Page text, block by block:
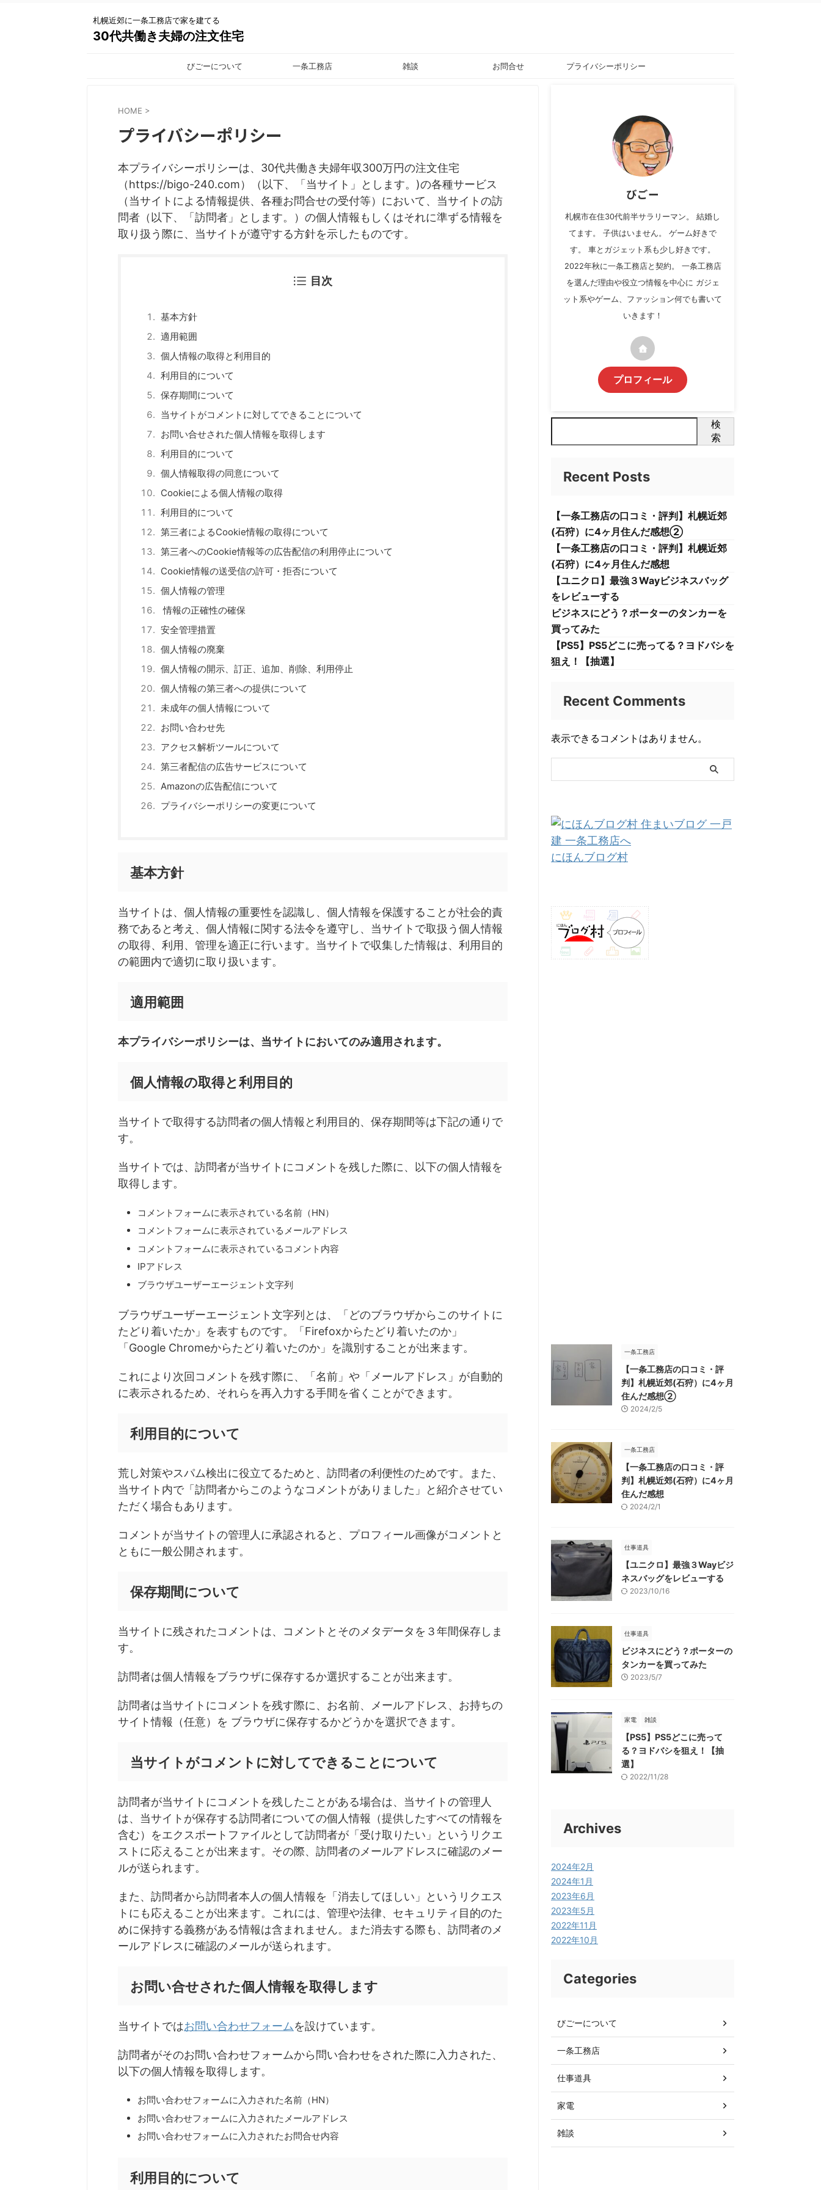
札幌近郊に一条工務店で家を建てる
30代共働き夫婦の注文住宅
びごーについて 一条工務店 雑談 お問合せ プライバシーポリシー
HOME >
プライバシーポリシー
本プライバシーポリシーは、30代共働き夫婦年収300万円の注文住宅
（https://bigo-240.com）（以下、「当サイト」とします。)の各種サービス
（当サイトによる情報提供、各種お問合せの受付等）において、当サイトの訪
問者（以下、「訪問者」とします。）の個人情報もしくはそれに準ずる情報を
取り扱う際に、当サイトが遵守する方針を示したものです。
目次
基本方針
適用範囲
個人情報の取得と利用目的
利用目的について
保存期間について
当サイトがコメントに対してできることについて
お問い合せされた個人情報を取得します
利用目的について
個人情報取得の同意について
Cookieによる個人情報の取得
利用目的について
第三者によるCookie情報の取得について
第三者へのCookie情報等の広告配信の利用停止について
Cookie情報の送受信の許可・拒否について
個人情報の管理
情報の正確性の確保
安全管理措置
個人情報の廃棄
個人情報の開示、訂正、追加、削除、利用停止
個人情報の第三者への提供について
未成年の個人情報について
お問い合わせ先
アクセス解析ツールについて
第三者配信の広告サービスについて
Amazonの広告配信について
プライバシーポリシーの変更について
基本方針
当サイトは、個人情報の重要性を認識し、個人情報を保護することが社会的責
務であると考え、個人情報に関する法令を遵守し、当サイトで取扱う個人情報
の取得、利用、管理を適正に行います。当サイトで収集した情報は、利用目的
の範囲内で適切に取り扱います。
適用範囲
本プライバシーポリシーは、当サイトにおいてのみ適用されます。
個人情報の取得と利用目的
当サイトで取得する訪問者の個人情報と利用目的、保存期間等は下記の通りで
す。
当サイトでは、訪問者が当サイトにコメントを残した際に、以下の個人情報を
取得します。
コメントフォームに表示されている名前（HN）
コメントフォームに表示されているメールアドレス
コメントフォームに表示されているコメント内容
IPアドレス
ブラウザユーザーエージェント文字列
ブラウザユーザーエージェント文字列とは、「どのブラウザからこのサイトに
たどり着いたか」を表すものです。「Firefoxからたどり着いたのか」
「Google Chromeからたどり着いたのか」を識別することが出来ます。
これにより次回コメントを残す際に、「名前」や「メールアドレス」が自動的
に表示されるため、それらを再入力する手間を省くことができます。
利用目的について
荒し対策やスパム検出に役立てるためと、訪問者の利便性のためです。また、
当サイト内で「訪問者からこのようなコメントがありました」と紹介させてい
ただく場合もあります。
コメントが当サイトの管理人に承認されると、プロフィール画像がコメントと
ともに一般公開されます。
保存期間について
当サイトに残されたコメントは、コメントとそのメタデータを３年間保存しま
す。
訪問者は個人情報をブラウザに保存するか選択することが出来ます。
訪問者は当サイトにコメントを残す際に、お名前、メールアドレス、お持ちの
サイト情報（任意）を ブラウザに保存するかどうかを選択できます。
当サイトがコメントに対してできることについて
訪問者が当サイトにコメントを残したことがある場合は、当サイトの管理人
は、当サイトが保存する訪問者についての個人情報（提供したすべての情報を
含む）をエクスポートファイルとして訪問者が「受け取りたい」というリクエ
ストに応えることが出来ます。その際、訪問者のメールアドレスに確認のメー
ルが送られます。
また、訪問者から訪問者本人の個人情報を「消去してほしい」というリクエス
トにも応えることが出来ます。これには、管理や法律、セキュリティ目的のた
めに保持する義務がある情報は含まれません。また消去する際も、訪問者のメ
ールアドレスに確認のメールが送られます。
お問い合せされた個人情報を取得します
当サイトではお問い合わせフォームを設けています。
訪問者がそのお問い合わせフォームから問い合わせをされた際に入力された、
以下の個人情報を取得します。
お問い合わせフォームに入力された名前（HN）
お問い合わせフォームに入力されたメールアドレス
お問い合わせフォームに入力されたお問合せ内容
利用目的について
びごー
札幌市在住30代前半サラリーマン。 結婚し
てます。 子供はいません。 ゲーム好きで
す。 車とガジェット系も少し好きです。
2022年秋に一条工務店と契約。 一条工務店
を選んだ理由や役立つ情報を中心に ガジェ
ット系やゲーム、ファッション何でも書いて
いきます！
プロフィール
検
索
Recent Posts
【一条工務店の口コミ・評判】札幌近郊
(石狩）に4ヶ月住んだ感想②
【一条工務店の口コミ・評判】札幌近郊
(石狩）に4ヶ月住んだ感想
【ユニクロ】最強３Wayビジネスバッグ
をレビューする
ビジネスにどう？ポーターのタンカーを
買ってみた
【PS5】PS5どこに売ってる？ヨドバシを
狙え！【抽選】
Recent Comments
表示できるコメントはありません。
にほんブログ村
一条工務店
【一条工務店の口コミ・評
判】札幌近郊(石狩）に4ヶ月
住んだ感想②
2024/2/5
一条工務店
【一条工務店の口コミ・評
判】札幌近郊(石狩）に4ヶ月
住んだ感想
2024/2/1
仕事道具
【ユニクロ】最強３Wayビジ
ネスバッグをレビューする
2023/10/16
仕事道具
ビジネスにどう？ポーターの
タンカーを買ってみた
2023/5/7
家電 雑談
【PS5】PS5どこに売って
る？ヨドバシを狙え！【抽
選】
2022/11/28
Archives
2024年2月
2024年1月
2023年6月
2023年5月
2022年11月
2022年10月
Categories
びごーについて
一条工務店
仕事道具
家電
雑談